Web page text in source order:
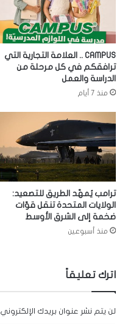
CAMPUS .. العلامة التجارية التي
ترافقكم في كل مرحلة من
الدراسة والعمل
منذ 7 أيام
ترامب يُمهّد الطريق للتصعيد:
الولايات المتحدة تنقل قوّات
ضخمة إلى الشرق الأوسط
منذ أسبوعين
اترك تعليقاً
لن يتم نشر عنوان بريدك الإلكتروني.